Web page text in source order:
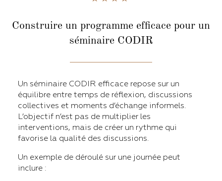
Construire un programme efficace pour un
séminaire CODIR
Un séminaire CODIR efficace repose sur un
équilibre entre temps de réflexion, discussions
collectives et moments d’échange informels.
L’objectif n’est pas de multiplier les
interventions, mais de créer un rythme qui
favorise la qualité des discussions.
Un exemple de déroulé sur une journée peut
inclure :